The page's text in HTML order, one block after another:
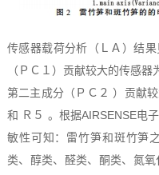
传感器载荷分析（ＬＡ）结
（ＰＣ１）贡献较大的传感
第二主成分（ＰＣ２ ）贡献
和 Ｒ５ 。根据AIRSENSE电
敏性可知：雷竹笋和斑竹笋
类、醇类、醛类、酮类、氮